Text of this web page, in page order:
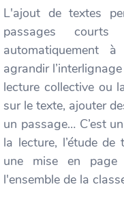
L'ajout de textes
passages
automatiquement
agrandir
lecture collective ou
sur le texte, ajouter
un passage… C’est
la lecture, l’étude
une mise en
l'ensemble de la